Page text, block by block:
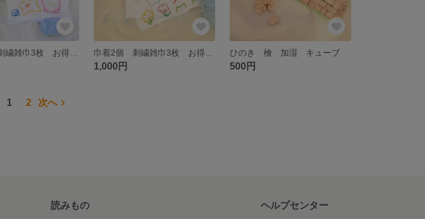
巾着2個 刺繍雑巾3枚 お得セット
1,000円
ひのき 檜 加湿 キューブ
500円
1 2 次へ
読みもの ヘルプセンター